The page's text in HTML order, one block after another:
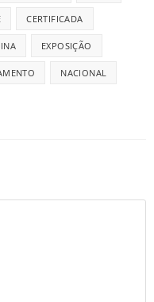
CERTIFICADA
EXPOSIÇÃO
NACIONAL